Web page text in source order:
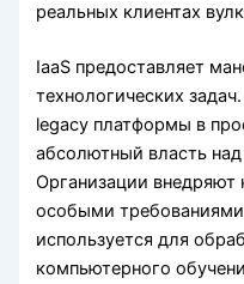
реальных клиентах
IaaS предоставляет
технологических
legacy платформы в
абсолютный власть
Организации
особыми
используется для
компьютерного